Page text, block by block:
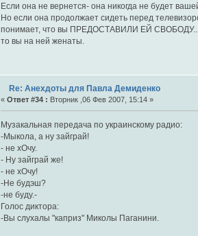
Если она не вернется- она никогда не будет
Но если она продолжает сидеть перед
понимает, что вы ПРЕДОСТАВИЛИ ЕЙ СВОБОДУ...
то вы на ней женаты.
Re: Анехдоты для Павла Демиденко
« Ответ #34 : Вторник ,06 Фев 2007, 15:14 »
Музакальная передача по украинскому радио:
-Мыкола, а ну зайграй!
- не хОчу.
- Ну зайграй же!
- не хОчу!
-Не будэш?
-не буду.-
Голос диктора:
-Вы слухалы "каприз" Миколы Паганини.